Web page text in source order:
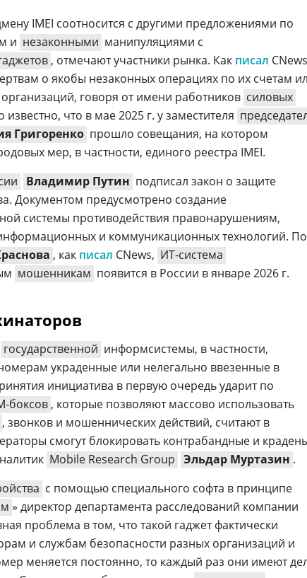
IMEI соотносится с другими предложениями по
и незаконными манипуляциями с
, отмечают участники рынка. Как писал
о якобы незаконных операциях по их счетам
говоря от имени работников силовых
что в мае 2025 г. у заместителя
Григоренко прошло совещания, на котором
мер, в частности, единого реестра IMEI.
Владимир Путин подписал закон о защите
Документом предусмотрено создание
системы противодействия правонарушениям,
и коммуникационных технологий. По
, как писал CNews, ИТ-система
мошенникам появится в России в январе 2026 г.
государственной информсистемы, в частности,
украденные или нелегально ввезенные в
инициатива в первую очередь ударит по
боксов , которые позволяют массово использовать
, звонков и мошеннических действий, считают в
смогут блокировать контрабандные и
Mobile Research Group Эльдар Муртазин .
с помощью специального софта в принципе
» директор департамента расследований компании
проблема в том, что такой гаджет фактически
и службам безопасности разных организаций и
меняется постоянно, то каждый раз они имеют